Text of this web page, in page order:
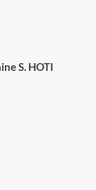
S. HOTI